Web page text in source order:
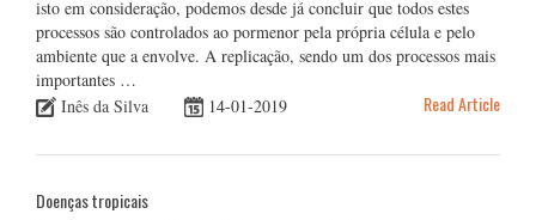
isto em consideração, podemos desde já concluir que todos estes
processos são controlados ao pormenor pela própria célula e pelo
ambiente que a envolve. A replicação, sendo um dos processos mais
importantes …
Inês da Silva
14-01-2019 Read Article
Doenças tropicais